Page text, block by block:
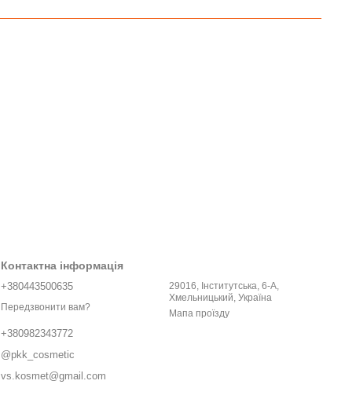
Контактна інформація
+380443500635
Передзвонити вам?
+380982343772
@pkk_cosmetic
vs.kosmet@gmail.com
29016, Інститутська, 6-A,
Хмельницький, Україна
Мапа проїзду